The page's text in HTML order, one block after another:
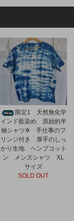
限定1 天然無化学
インド藍染め 原始的半
袖シャツ✲ 手仕事のフ
リンジ付き 厚手のしっ
かり生地 ヘンプコット
ン メンズシャツ XL
サイズ
SOLD OUT